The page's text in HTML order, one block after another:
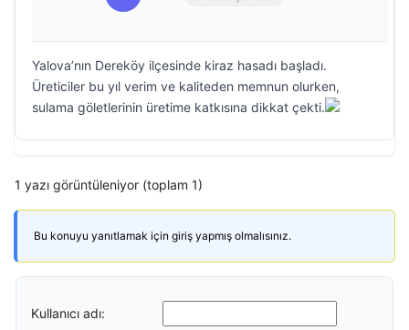
Yalova’nın Dereköy ilçesinde kiraz hasadı başladı.
Üreticiler bu yıl verim ve kaliteden memnun olurken,
sulama göletlerinin üretime katkısına dikkat çekti.
1 yazı görüntüleniyor (toplam 1)
Bu konuyu yanıtlamak için giriş yapmış olmalısınız.
Kullanıcı adı: